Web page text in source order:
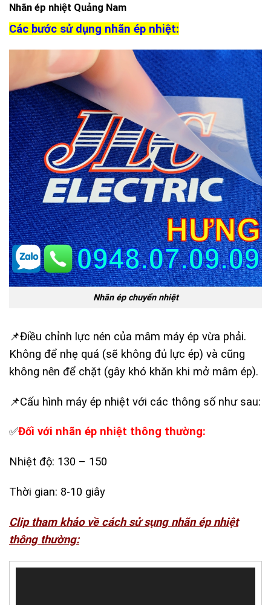
Nhãn ép nhiệt Quảng Nam
Các bước sử dụng nhãn ép nhiệt:
Nhãn ép chuyển nhiệt
📌Điều chỉnh lực nén của mâm máy ép vừa phải.
Không để nhẹ quá (sẽ không đủ lực ép) và cũng
không nên để chặt (gây khó khăn khi mở mâm ép).
📌Cấu hình máy ép nhiệt với các thông số như sau:
✅Đối với nhãn ép nhiệt thông thường:
Nhiệt độ: 130 – 150
Thời gian: 8-10 giây
Clip tham khảo về cách sử sụng nhãn ép nhiệt
thông thường: